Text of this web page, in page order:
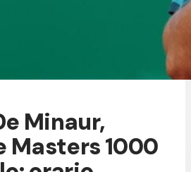
Minaur,
Masters 1000